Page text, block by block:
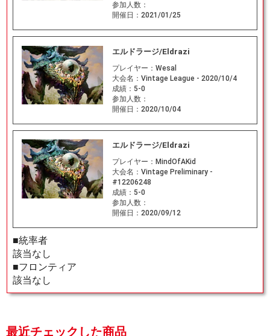
参加人数：
開催日： 2021/01/25
エルドラージ/Eldrazi
プレイヤー： Wesal
大会名： Vintage League - 2020/10/4
成績： 5-0
参加人数：
開催日： 2020/10/04
エルドラージ/Eldrazi
プレイヤー： MindOfAKid
大会名： Vintage Preliminary -
#12206248
成績： 5-0
参加人数：
開催日： 2020/09/12
■統率者
該当なし
■フロンティア
該当なし
最近チェックした商品